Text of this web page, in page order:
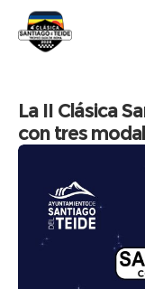
La II Clásica
con tres